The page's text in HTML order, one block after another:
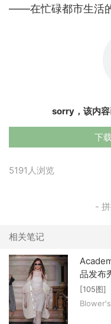
——在忙碌都市生活
sorry，该内
下
5191人浏览
-
相关笔记
品发布
[105图]